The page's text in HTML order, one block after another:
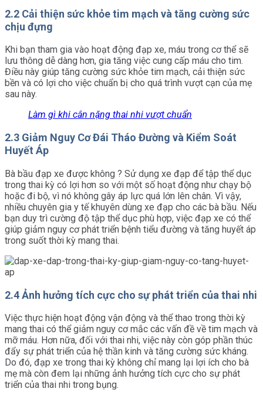
2.2 Cải thiện sức khỏe tim mạch và tăng cường sức
chịu đựng
Khi bạn tham gia vào hoạt động đạp xe, máu trong cơ thể sẽ
lưu thông dễ dàng hơn, gia tăng việc cung cấp máu cho tim.
Điều này giúp tăng cường sức khỏe tim mạch, cải thiện sức
bền và có lợi cho việc chuẩn bị cho quá trình vượt cạn của mẹ
sau này.
Làm gì khi cân nặng thai nhi vượt chuẩn
2.3 Giảm Nguy Cơ Đái Tháo Đường và Kiểm Soát
Huyết Áp
Bà bầu đạp xe được không ? Sử dụng xe đạp để tập thể dục
trong thai kỳ có lợi hơn so với một số hoạt động như chạy bộ
hoặc đi bộ, vì nó không gây áp lực quá lớn lên chân. Vì vậy,
nhiều chuyên gia y tế khuyên dùng xe đạp cho các bà bầu. Nếu
bạn duy trì cường độ tập thể dục phù hợp, việc đạp xe có thể
giúp giảm nguy cơ phát triển bệnh tiểu đường và tăng huyết áp
trong suốt thời kỳ mang thai.
2.4 Ảnh hưởng tích cực cho sự phát triển của thai nhi
Việc thực hiện hoạt động vận động và thể thao trong thời kỳ
mang thai có thể giảm nguy cơ mắc các vấn đề về tim mạch và
mỡ máu. Hơn nữa, đối với thai nhi, việc này còn góp phần thúc
đẩy sự phát triển của hệ thần kinh và tăng cường sức kháng.
Do đó, đạp xe trong thai kỳ không chỉ mang lại lợi ích cho bà
mẹ mà còn đem lại những ảnh hưởng tích cực cho sự phát
triển của thai nhi trong bụng.